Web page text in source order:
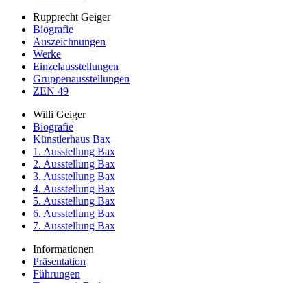
Rupprecht Geiger
Biografie
Auszeichnungen
Werke
Einzelausstellungen
Gruppenausstellungen
ZEN 49
Willi Geiger
Biografie
Künstlerhaus Bax
1. Ausstellung Bax
2. Ausstellung Bax
3. Ausstellung Bax
4. Ausstellung Bax
5. Ausstellung Bax
6. Ausstellung Bax
7. Ausstellung Bax
Informationen
Präsentation
Führungen